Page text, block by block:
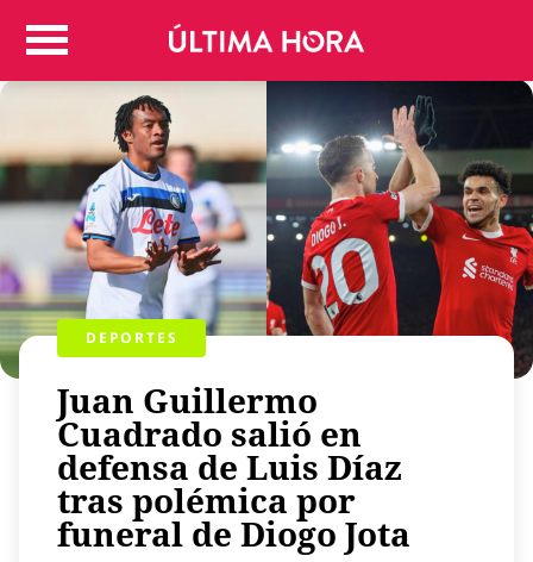
Colombia
Judicial
Politica
Regiones
Deportes
Positivas
Entretenimiento
Vida
Mundo
Virales
Tecnología
Economía
Estilo de vida
Contenido patrocinado
DEPORTES
Juan Guillermo
Cuadrado salió en
defensa de Luis Díaz
tras polémica por
funeral de Diogo Jota